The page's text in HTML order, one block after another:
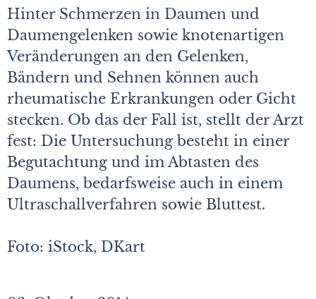
Hinter Schmerzen in Daumen und
Daumengelenken sowie knotenartigen
Veränderungen an den Gelenken,
Bändern und Sehnen können auch
rheumatische Erkrankungen oder Gicht
stecken. Ob das der Fall ist, stellt der Arzt
fest: Die Untersuchung besteht in einer
Begutachtung und im Abtasten des
Daumens, bedarfsweise auch in einem
Ultraschallverfahren sowie Bluttest.
Foto: iStock, DKart